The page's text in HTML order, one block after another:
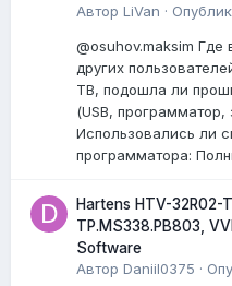
Автор LiVan ·
@osuhov.maksim Где
других
ТВ, подошла ли
(USB,
Использовались ли
программатора:
Hartens HTV-32R02-
TP.MS338.PB803,
Software
Автор Daniil0375 ·